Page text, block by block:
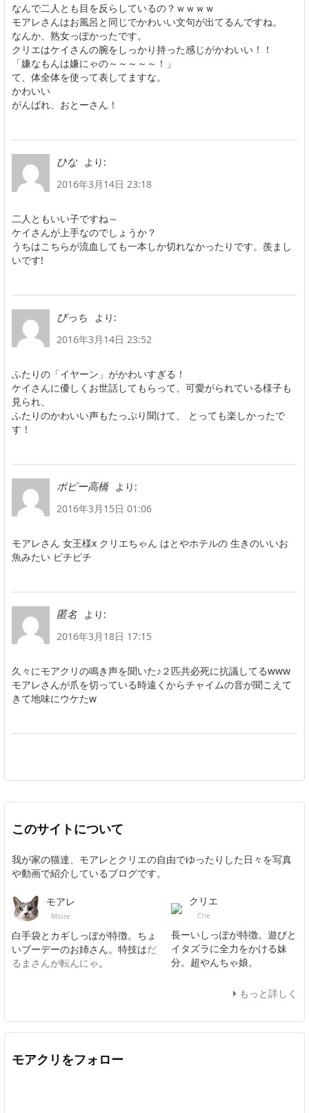
なんで二人とも目を反らしているの？ｗｗｗｗ
モアレさんはお風呂と同じでかわいい文句が出てるんですね。
なんか、熟女っぽかったです。
クリエはケイさんの腕をしっかり持った感じがかわいい！！
「嫌なもんは嫌にゃの～～～～～！」
て、体全体を使って表してますな。
かわいい
がんばれ、おとーさん！
ひな
より:
2016年3月14日 23:18
二人ともいい子ですね～
ケイさんが上手なのでしょうか？
うちはこちらが流血しても一本しか切れなかったりです。羨まし
いです!
ぴっち
より:
2016年3月14日 23:52
ふたりの「イヤーン」がかわいすぎる！
ケイさんに優しくお世話してもらって、可愛がられている様子も
見られ、
ふたりのかわいい声もたっぷり聞けて、 とっても楽しかったで
す！
ポピー高橋
より:
2016年3月15日 01:06
モアレさん 女王様x クリエちゃん はとやホテルの 生きのいいお
魚みたい ピチピチ
匿名
より:
2016年3月18日 17:15
久々にモアクリの鳴き声を聞いた♪２匹共必死に抗議してるwww
モアレさんが爪を切っている時遠くからチャイムの音が聞こえて
きて地味にウケたw
このサイトについて
我が家の猫達、モアレとクリエの自由でゆったりした日々を写真
や動画で紹介しているブログです。
モアレ
Moire
白手袋とカギしっぽが特徴。ちょ
いブーデーのお姉さん。特技はだ
るまさんが転んにゃ。
クリエ
Crie
長ーいしっぽが特徴。遊びと
イタズラに全力をかける妹
分。超やんちゃ娘。
もっと詳しく
モアクリをフォロー